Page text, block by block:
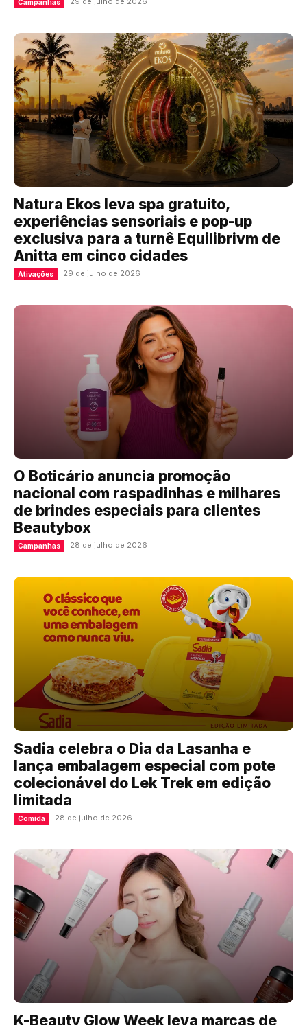
Campanhas
Natura Ekos leva spa gratuito,
experiências sensoriais e pop-up
exclusiva para a turnê Equilibrivm de
Anitta em cinco cidades
Ativações 29 de julho de 2026
O Boticário anuncia promoção
nacional com raspadinhas e milhares
de brindes especiais para clientes
Beautybox
Campanhas 28 de julho de 2026
Sadia celebra o Dia da Lasanha e
lança embalagem especial com pote
colecionável do Lek Trek em edição
limitada
Comida 28 de julho de 2026
K-Beauty Glow Week leva marcas de